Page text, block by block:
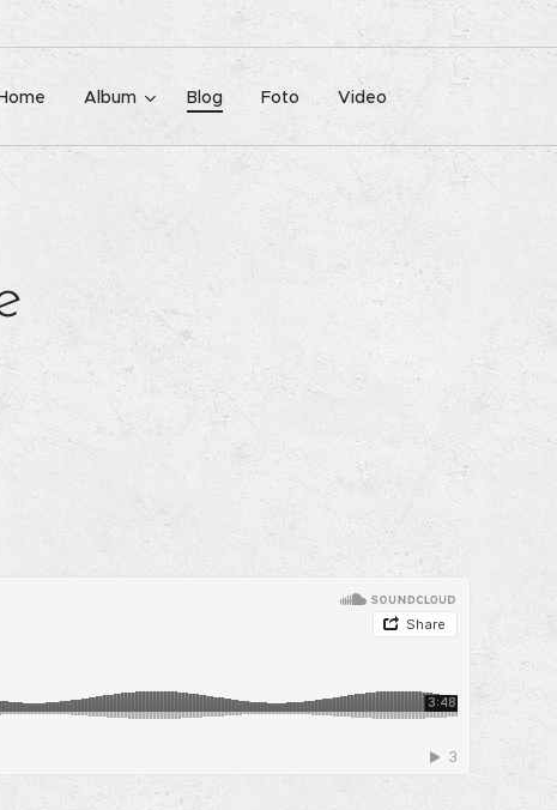
Album Blog Foto Video